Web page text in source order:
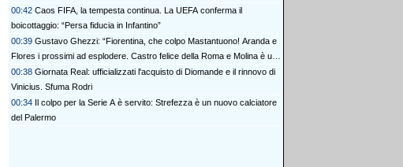
00:42 Caos FIFA, la tempesta continua. La UEFA conferma il
boicottaggio: “Persa fiducia in Infantino”
00:39 Gustavo Ghezzi: “Fiorentina, che colpo Mastantuono! Aranda e
Flores i prossimi ad esplodere. Castro felice della Roma e Molina è un
bel colpo”
00:38 Giornata Real: ufficializzati l'acquisto di Diomande e il rinnovo di
Vinicius. Sfuma Rodri
00:34 Il colpo per la Serie A è servito: Strefezza è un nuovo calciatore
del Palermo